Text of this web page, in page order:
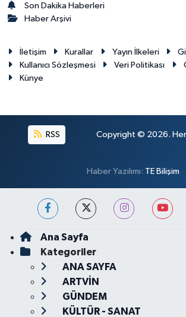
Son Dakika Haberleri
Haber Arşivi
İletişim Kurallar Yayın İlkeleri
Kullanıcı Sözleşmesi
Veri Politikası
Künye
RSS Copyright © 2026. Her
Haber Yazılımı: TE Bilişim
Ana Sayfa
Kategoriler
ANA SAYFA
ARTVİN
GÜNDEM
KÜLTÜR - SANAT